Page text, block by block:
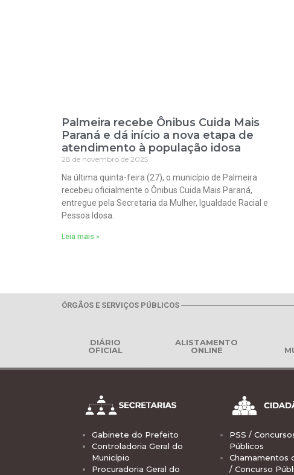
Palmeira recebe Ônibus Cuida Mais
Paraná e dá início a nova etapa de
atendimento à população idosa
28 de novembro de 2025
Na última quinta-feira (27), o município de Palmeira
recebeu oficialmente o Ônibus Cuida Mais Paraná,
entregue pela Secretaria da Mulher, Igualdade Racial e
Pessoa Idosa.
Leia mais »
ÓRGÃOS E SERVIÇOS PÚBLICOS
DIÁRIO
OFICIAL
ALISTAMENTO
ONLINE
Gabinete do Prefeito
Controladoria Geral do
Município
Procuradoria Geral do
PSS /
Públicos
Chamamentos
/ Concurso